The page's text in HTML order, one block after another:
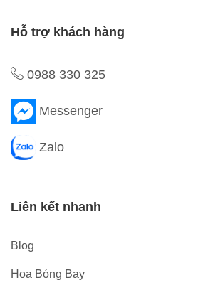
Hỗ trợ khách hàng
0988 330 325
Messenger
Zalo
Liên kết nhanh
Blog
Hoa Bóng Bay